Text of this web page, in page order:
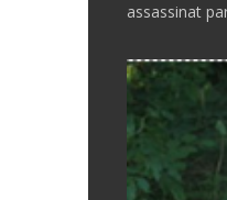
assassinat